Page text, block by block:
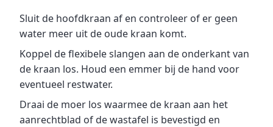
Sluit de hoofdkraan af en controleer of er geen
water meer uit de oude kraan komt.
Koppel de flexibele slangen aan de onderkant van
de kraan los. Houd een emmer bij de hand voor
eventueel restwater.
Draai de moer los waarmee de kraan aan het
aanrechtblad of de wastafel is bevestigd en